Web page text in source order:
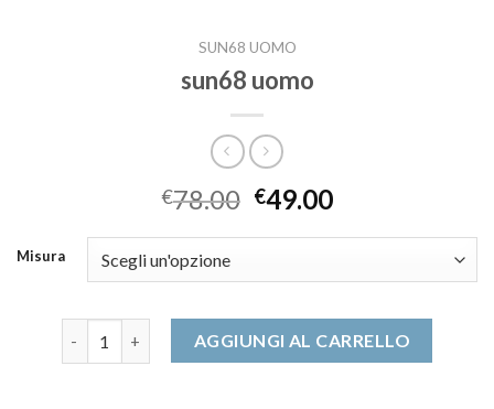
SUN68 UOMO
sun68 uomo
€78.00 €49.00
Misura
sun68 uomo quantitàAGGIUNGI AL CARRELLO